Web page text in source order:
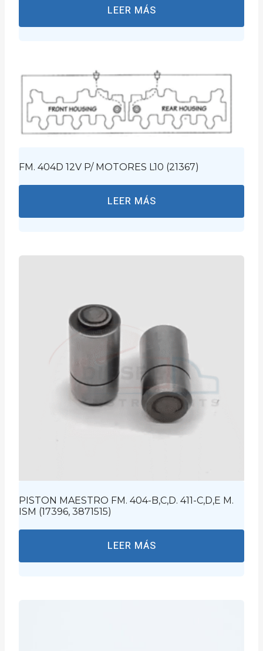
LEER MÁS
FM. 404D 12V P/ MOTORES L10 (21367)
LEER MÁS
PISTON MAESTRO FM. 404-B,C,D. 411-C,D,E M.
ISM (17396, 3871515)
LEER MÁS